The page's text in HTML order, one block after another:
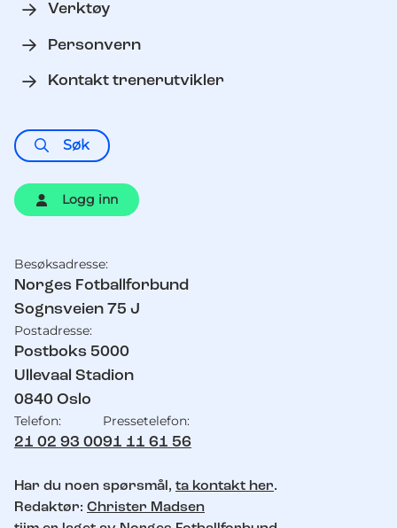
Verktøy
Personvern
Kontakt trenerutvikler
Søk
Logg inn
Kontaktinformasjon
Besøksadresse:
Norges Fotballforbund
Sognsveien 75 J
Postadresse:
Postboks 5000
Ullevaal Stadion
0840 Oslo
Telefon:
21 02 93 00
Pressetelefon:
91 11 61 56
Har du noen spørsmål, ta kontakt her.
Redaktør: Christer Madsen